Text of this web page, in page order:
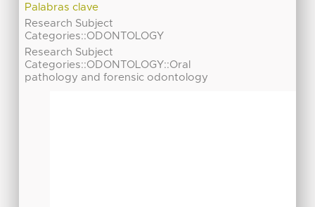
Palabras clave
Research Subject
Categories::ODONTOLOGY
Research Subject
Categories::ODONTOLOGY::Oral
pathology and forensic odontology